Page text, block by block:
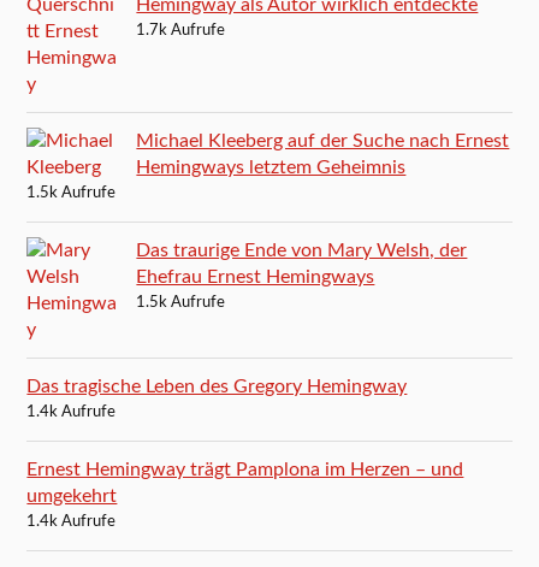
Hemingway als Autor wirklich entdeckte
1.7k Aufrufe
Michael Kleeberg auf der Suche nach Ernest
Hemingways letztem Geheimnis
1.5k Aufrufe
Das traurige Ende von Mary Welsh, der
Ehefrau Ernest Hemingways
1.5k Aufrufe
Das tragische Leben des Gregory Hemingway
1.4k Aufrufe
Ernest Hemingway trägt Pamplona im Herzen – und
umgekehrt
1.4k Aufrufe